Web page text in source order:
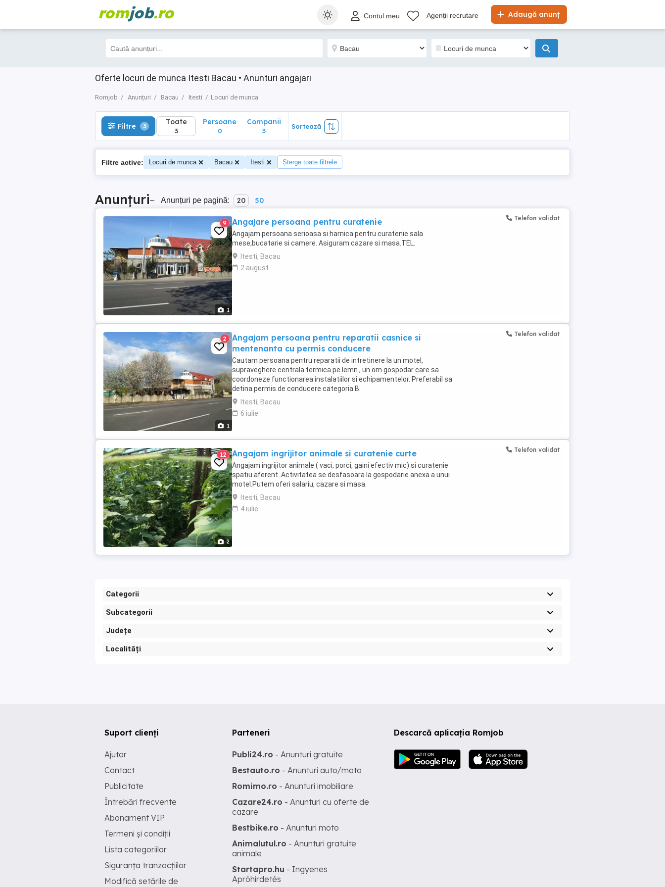
romjob.ro Adaugă anunț
Contul meu Agenții recrutare
Oferte locuri de munca Itesti Bacau • Anunturi angajari
Romjob Anunțuri Bacau Itesti Locuri de munca
Filtre 3 Toate
3
Filtre 3 Toate
3
Persoane
0
Companii
3
Sortează
Filtre active: Locuri de munca Bacau Itesti Șterge toate filtrele
Anunțuri– Anunțuri pe pagină: 20 50
1
9 Angajare persoana pentru curatenie
Angajam persoana serioasa si harnica pentru curatenie sala
mese,bucatarie si camere. Asiguram cazare si masa.TEL.
Itesti, Bacau
2 august
Telefon validat
1
2
Angajam persoana pentru reparatii casnice si
mentenanta cu permis conducere
Cautam persoana pentru reparatii de intretinere la un motel,
supraveghere centrala termica pe lemn , un om gospodar care sa
coordoneze functionarea instalatiilor si echipamentelor. Preferabil sa
detina permis de conducere categoria B.
Itesti, Bacau
6 iulie
Telefon validat
2
12 Angajam ingrijitor animale si curatenie curte
Angajam ingrijitor animale ( vaci, porci, gaini efectiv mic) si curatenie
spatiu aferent .Activitatea se desfasoara la gospodarie anexa a unui
motel.Putem oferi salariu, cazare si masa.
Itesti, Bacau
4 iulie
Telefon validat
Categorii
Subcategorii
Județe
Localități
Descarcă aplicația Romjob
Suport clienți
Ajutor
Contact
Publicitate
Întrebări frecvente
Abonament VIP
Termeni și condiții
Lista categoriilor
Siguranța tranzacțiilor
Modifică setările de
Parteneri
Publi24.ro - Anunturi gratuite
Bestauto.ro - Anunturi auto/moto
Romimo.ro - Anunturi imobiliare
Cazare24.ro - Anunturi cu oferte de
cazare
Bestbike.ro - Anunturi moto
Animalutul.ro - Anunturi gratuite
animale
Startapro.hu - Ingyenes
Apróhirdetés